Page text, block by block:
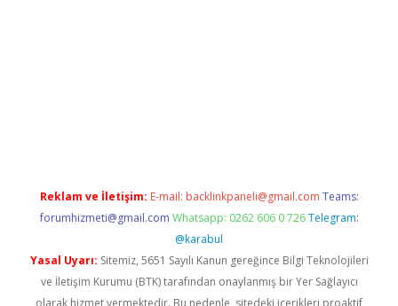
Reklam ve İletişim: E-mail: backlinkpaneli@gmail.com Teams:
forumhizmeti@gmail.com Whatsapp: 0262 606 0 726 Telegram:
@karabul
Yasal Uyarı: Sitemiz, 5651 Sayılı Kanun gereğince Bilgi Teknolojileri
ve İletişim Kurumu (BTK) tarafından onaylanmış bir Yer Sağlayıcı
olarak hizmet vermektedir. Bu nedenle, sitedeki içerikleri proaktif